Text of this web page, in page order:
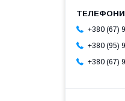
+380 (67)
+380 (95)
+380 (67)